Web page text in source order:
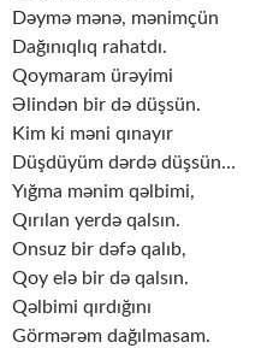
Dəymə mənə, mənimçün
Dağınıqlıq rahatdı.
Qoymaram ürəyimi
Əlindən bir də düşsün.
Kim ki məni qınayır
Düşdüyüm dərdə düşsün…
Yığma mənim qəlbimi,
Qırılan yerdə qalsın.
Onsuz bir dəfə qalıb,
Qoy elə bir də qalsın.
Qəlbimi qırdığını
Görmərəm dağılmasam.